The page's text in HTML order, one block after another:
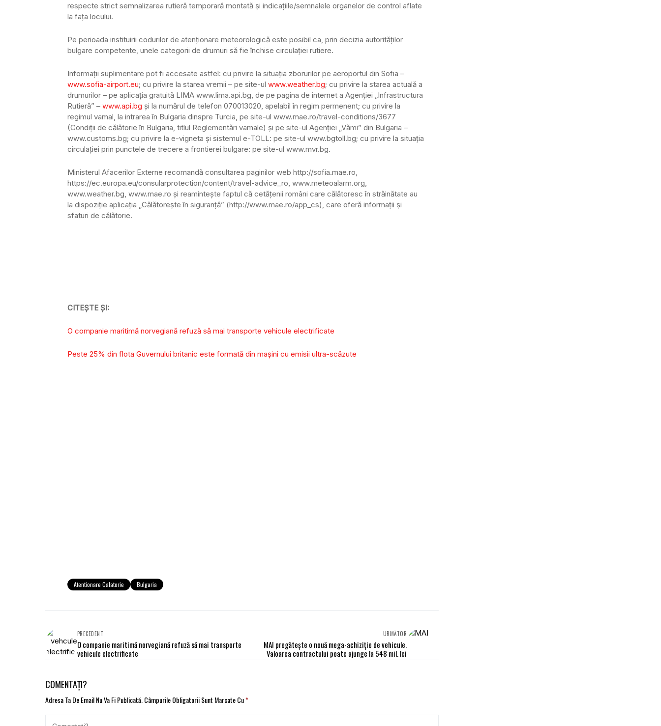
respecte strict semnalizarea rutieră temporară montată şi indicaţiile/semnalele organelor de control aflate
la faţa locului.
Pe perioada instituirii codurilor de atenţionare meteorologică este posibil ca, prin decizia autorităţilor
bulgare competente, unele categorii de drumuri să fie închise circulaţiei rutiere.
Informaţii suplimentare pot fi accesate astfel: cu privire la situaţia zborurilor pe aeroportul din Sofia –
www.sofia-airport.eu; cu privire la starea vremii – pe site-ul www.weather.bg; cu privire la starea actuală a
drumurilor – pe aplicaţia gratuită LIMA www.lima.api.bg, de pe pagina de internet a Agenţiei „Infrastructura
Rutieră” – www.api.bg şi la numărul de telefon 070013020, apelabil în regim permenent; cu privire la
regimul vamal, la intrarea în Bulgaria dinspre Turcia, pe site-ul www.mae.ro/travel-conditions/3677
(Condiţii de călătorie în Bulgaria, titlul Reglementări vamale) şi pe site-ul Agenţiei „Vămi” din Bulgaria –
www.customs.bg; cu privire la e-vigneta şi sistemul e-TOLL: pe site-ul www.bgtoll.bg; cu privire la situaţia
circulaţiei prin punctele de trecere a frontierei bulgare: pe site-ul www.mvr.bg.
Ministerul Afacerilor Externe recomandă consultarea paginilor web http://sofia.mae.ro,
https://ec.europa.eu/consularprotection/content/travel-advice_ro, www.meteoalarm.org,
www.weather.bg, www.mae.ro şi reaminteşte faptul că cetăţenii români care călătoresc în străinătate au
la dispoziţie aplicaţia „Călătoreşte în siguranţă” (http://www.mae.ro/app_cs), care oferă informaţii şi
sfaturi de călătorie.
CITEȘTE ȘI:
O companie maritimă norvegiană refuză să mai transporte vehicule electrificate
Peste 25% din flota Guvernului britanic este formată din mașini cu emisii ultra-scăzute
Atentionare Calatorie Bulgaria
PRECEDENT
O companie maritimă norvegiană refuză să mai transporte
vehicule electrificate
URMĂTOR
MAI pregătește o nouă mega-achiziție de vehicule.
Valoarea contractului poate ajunge la 548 mil. lei
COMENTAȚI?
Adresa Ta De Email Nu Va Fi Publicată. Câmpurile Obligatorii Sunt Marcate Cu*